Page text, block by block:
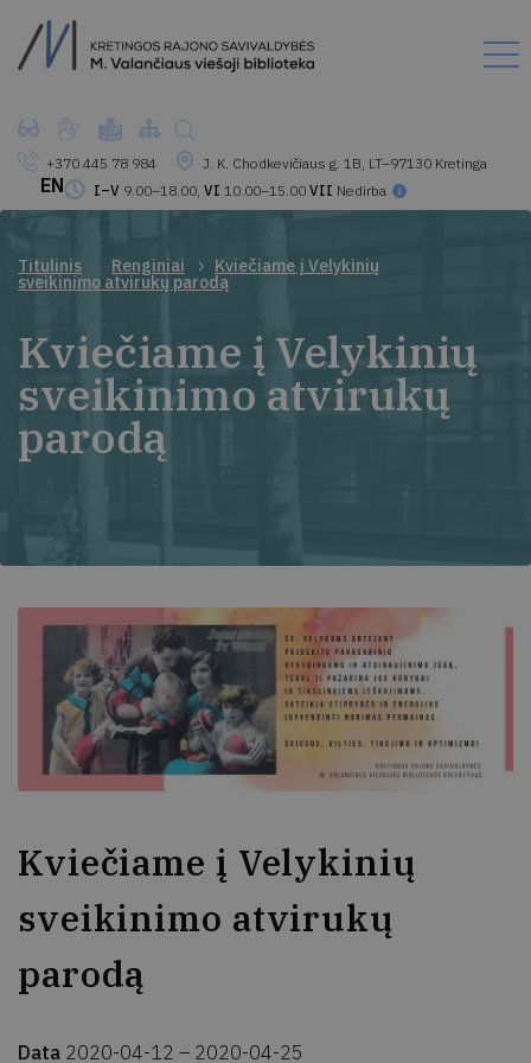
+370 445 78 984
J. K. Chodkevičiaus g. 1B, LT–97130 Kretinga
I–V 9.00–18.00, VI 10.00–15.00 VII Nedirba
EN
Titulinis Renginiai Kviečiame į Velykinių
sveikinimo atvirukų parodą
Kviečiame į Velykinių
sveikinimo atvirukų
parodą
Kviečiame į Velykinių
sveikinimo atvirukų
parodą
Data 2020-04-12 – 2020-04-25